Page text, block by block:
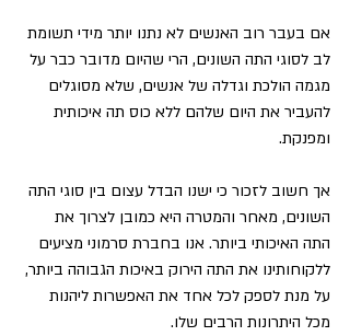
אם בעבר רוב האנשים לא נתנו יותר מידי תשומת
לב לסוגי התה השונים, הרי שהיום מדובר כבר על
מגמה הולכת וגדלה של אנשים, שלא מסוגלים
להעביר את היום שלהם ללא כוס תה איכותית
ומפנקת.
אך חשוב לזכור כי ישנו הבדל עצום בין סוגי התה
השונים, מאחר והמטרה היא כמובן לצרוך את
התה האיכותי ביותר. אנו בחברת סרמוני מציעים
ללקוחותינו את התה הירוק באיכות הגבוהה ביותר,
על מנת לספק לכל אחד את האפשרות ליהנות
מכל היתרונות הרבים שלו.